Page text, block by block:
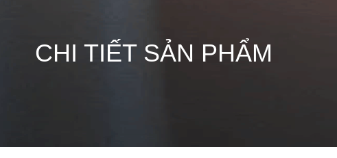
CHI TIẾT SẢN PHẨM